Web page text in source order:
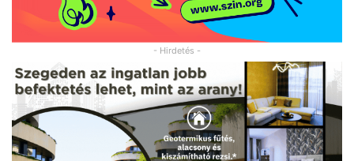
- Hirdetés -